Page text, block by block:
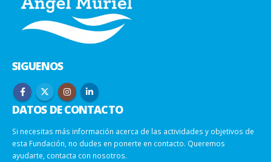
SIGUENOS
DATOS DE CONTACTO
Si necesitas más información acerca de las actividades y objetivos de
esta Fundación, no dudes en ponerte en contacto. Queremos
ayudarte, contacta con nosotros.